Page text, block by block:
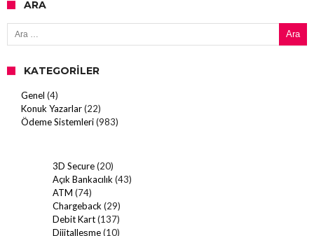
ARA
Arama:
KATEGORILER
Genel (4)
Konuk Yazarlar(22)
Ödeme Sistemleri(983)
3D Secure(20)
Açık Bankacılık (43)
ATM (74)
Chargeback (29)
Debit Kart(137)
Dijitalleşme(10)